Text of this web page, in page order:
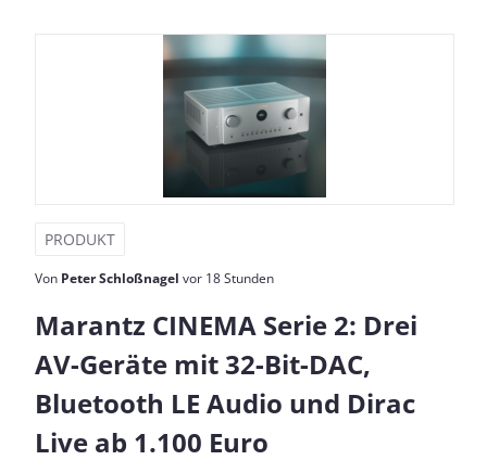
PRODUKT
Von Peter Schloßnagel vor 18 Stunden
Marantz CINEMA Serie 2: Drei
AV-Geräte mit 32-Bit-DAC,
Bluetooth LE Audio und Dirac
Live ab 1.100 Euro